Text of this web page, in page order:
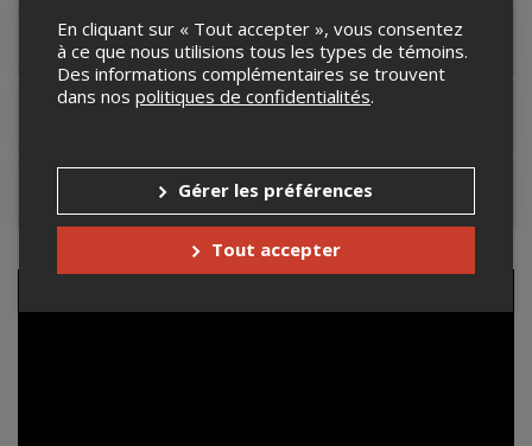
Informations relatives au stationnement
Contacter l'organisateur
En cliquant sur « Tout accepter », vous consentez
à ce que nous utilisions tous les types de témoins.
Des informations complémentaires se trouvent
dans nos politiques de confidentialités.
Gérer les préférences
Tout accepter